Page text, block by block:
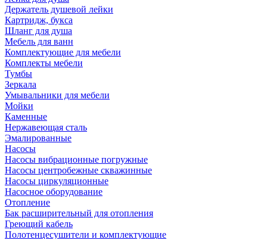
Держатель душевой лейки
Картридж, букса
Шланг для душа
Мебель для ванн
Комплектующие для мебели
Комплекты мебели
Тумбы
Зеркала
Умывальники для мебели
Мойки
Каменные
Нержавеющая сталь
Эмалированные
Насосы
Насосы вибрационные погружные
Насосы центробежные скважинные
Насосы циркуляционные
Насосное оборудование
Отопление
Бак расширительный для отопления
Греющий кабель
Полотенцесушители и комплектующие